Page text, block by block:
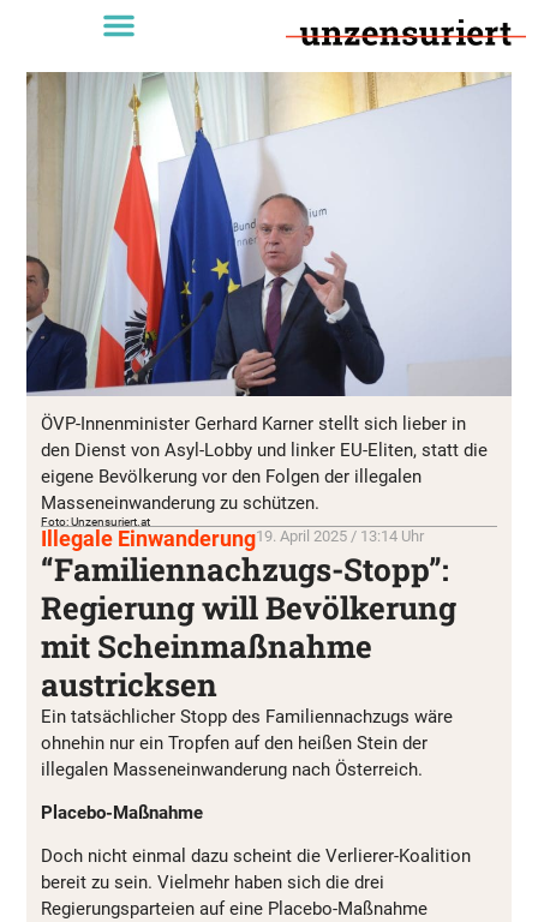
ÖVP-Innenminister Gerhard Karner stellt sich lieber in
den Dienst von Asyl-Lobby und linker EU-Eliten, statt die
eigene Bevölkerung vor den Folgen der illegalen
Masseneinwanderung zu schützen.
Foto: Unzensuriert.at
Illegale Einwanderung19. April 2025 / 13:14 Uhr
“Familiennachzugs-Stopp”:
Regierung will Bevölkerung
mit Scheinmaßnahme
austricksen
Ein tatsächlicher Stopp des Familiennachzugs wäre
ohnehin nur ein Tropfen auf den heißen Stein der
illegalen Masseneinwanderung nach Österreich.
Placebo-Maßnahme
Doch nicht einmal dazu scheint die Verlierer-Koalition
bereit zu sein. Vielmehr haben sich die drei
Regierungsparteien auf eine Placebo-Maßnahme